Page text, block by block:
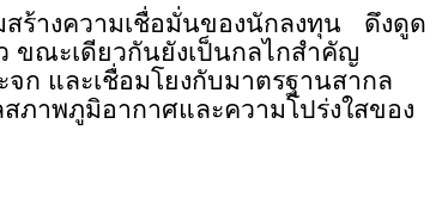
สร้างความเชื่อมั่นของนักลงทุน ดึงดูด
ขณะเดียวกันยังเป็นกลไกสำคัญ
ก และเชื่อมโยงกับมาตรฐานสากล
ภาพภูมิอากาศและความโปร่งใสของ